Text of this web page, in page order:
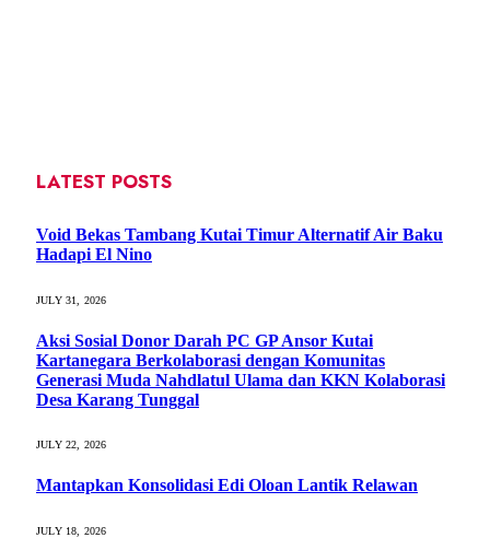
LATEST POSTS
Void Bekas Tambang Kutai Timur Alternatif Air Baku
Hadapi El Nino
JULY 31, 2026
Aksi Sosial Donor Darah PC GP Ansor Kutai
Kartanegara Berkolaborasi dengan Komunitas
Generasi Muda Nahdlatul Ulama dan KKN Kolaborasi
Desa Karang Tunggal
JULY 22, 2026
Mantapkan Konsolidasi Edi Oloan Lantik Relawan
JULY 18, 2026